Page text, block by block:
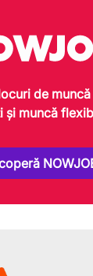
de
și muncă